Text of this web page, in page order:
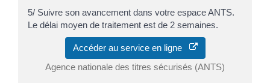
5/ Suivre son avancement dans votre espace ANTS.
Le délai moyen de traitement est de 2 semaines.
Accéder au service en ligne
Agence nationale des titres sécurisés (ANTS)